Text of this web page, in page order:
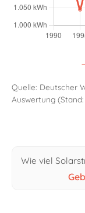
Quelle: Deutscher
Auswertung
Wie viel